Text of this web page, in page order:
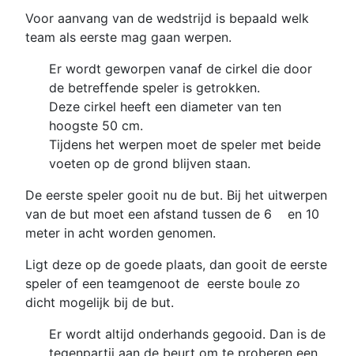
Voor aanvang van de wedstrijd is bepaald welk
team als eerste mag gaan werpen.
Er wordt geworpen vanaf de cirkel die door
de betreffende speler is getrokken.
Deze cirkel heeft een diameter van ten
hoogste 50 cm.
Tijdens het werpen moet de speler met beide
voeten op de grond blijven staan.
De eerste speler gooit nu de but. Bij het uitwerpen
van de but moet een afstand tussen de 6 en 10
meter in acht worden genomen.
Ligt deze op de goede plaats, dan gooit de eerste
speler of een teamgenoot de eerste boule zo
dicht mogelijk bij de but.
Er wordt altijd onderhands gegooid. Dan is de
tegenpartij aan de beurt om te proberen een